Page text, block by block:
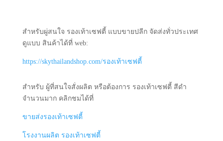
สำหรับผู่สนใจ รองเท้าเซฟตี้ แบบขายปลีก จัดส่งทั่วประเทศ
ดูแบบ สินค้าได้ที่ web:
https://skythailandshop.com/รองเท้าเซฟตี้
สำหรับ ผู้ที่สนใจสั่งผลิต หรือต้องการ รองเท้าเซฟตี้ สีดำ
จำนวนมาก คลิกชมได้ที่
ขายส่งรองเท้าเซฟตี้
โรงงานผลิต รองเท้าเซฟตี้